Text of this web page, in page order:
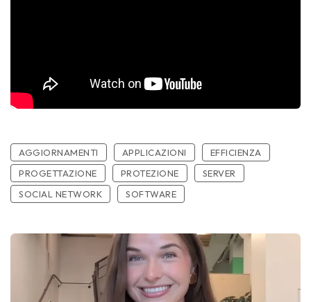
AGGIORNAMENTI APPLICAZIONI
EFFICIENZA
PROGETTAZIONE
PROTEZIONE
SERVER
SOCIAL NETWORK
SOFTWARE